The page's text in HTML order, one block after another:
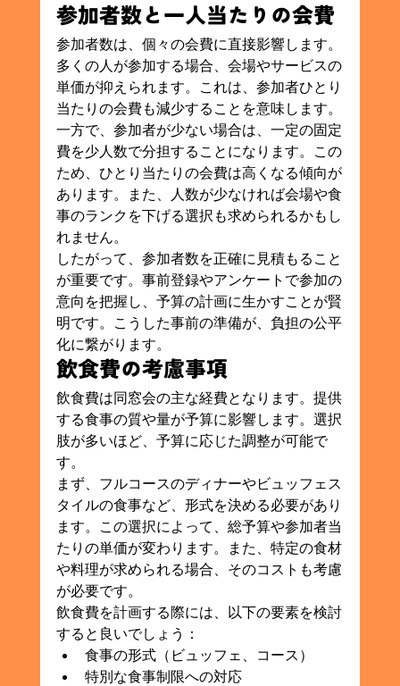
参加者数と一人当たりの会費
参加者数は、個々の会費に直接影響します。
多くの人が参加する場合、会場やサービスの
単価が抑えられます。これは、参加者ひとり
当たりの会費も減少することを意味します。
一方で、参加者が少ない場合は、一定の固定
費を少人数で分担することになります。この
ため、ひとり当たりの会費は高くなる傾向が
あります。また、人数が少なければ会場や食
事のランクを下げる選択も求められるかもし
れません。
したがって、参加者数を正確に見積もること
が重要です。事前登録やアンケートで参加の
意向を把握し、予算の計画に生かすことが賢
明です。こうした事前の準備が、負担の公平
化に繋がります。
飲食費の考慮事項
飲食費は同窓会の主な経費となります。提供
する食事の質や量が予算に影響します。選択
肢が多いほど、予算に応じた調整が可能で
す。
まず、フルコースのディナーやビュッフェス
タイルの食事など、形式を決める必要があり
ます。この選択によって、総予算や参加者当
たりの単価が変わります。また、特定の食材
や料理が求められる場合、そのコストも考慮
が必要です。
飲食費を計画する際には、以下の要素を検討
すると良いでしょう：
食事の形式（ビュッフェ、コース）
特別な食事制限への対応